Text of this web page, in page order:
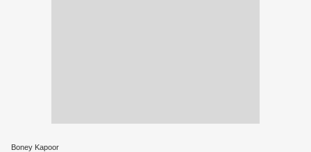
Boney Kapoor